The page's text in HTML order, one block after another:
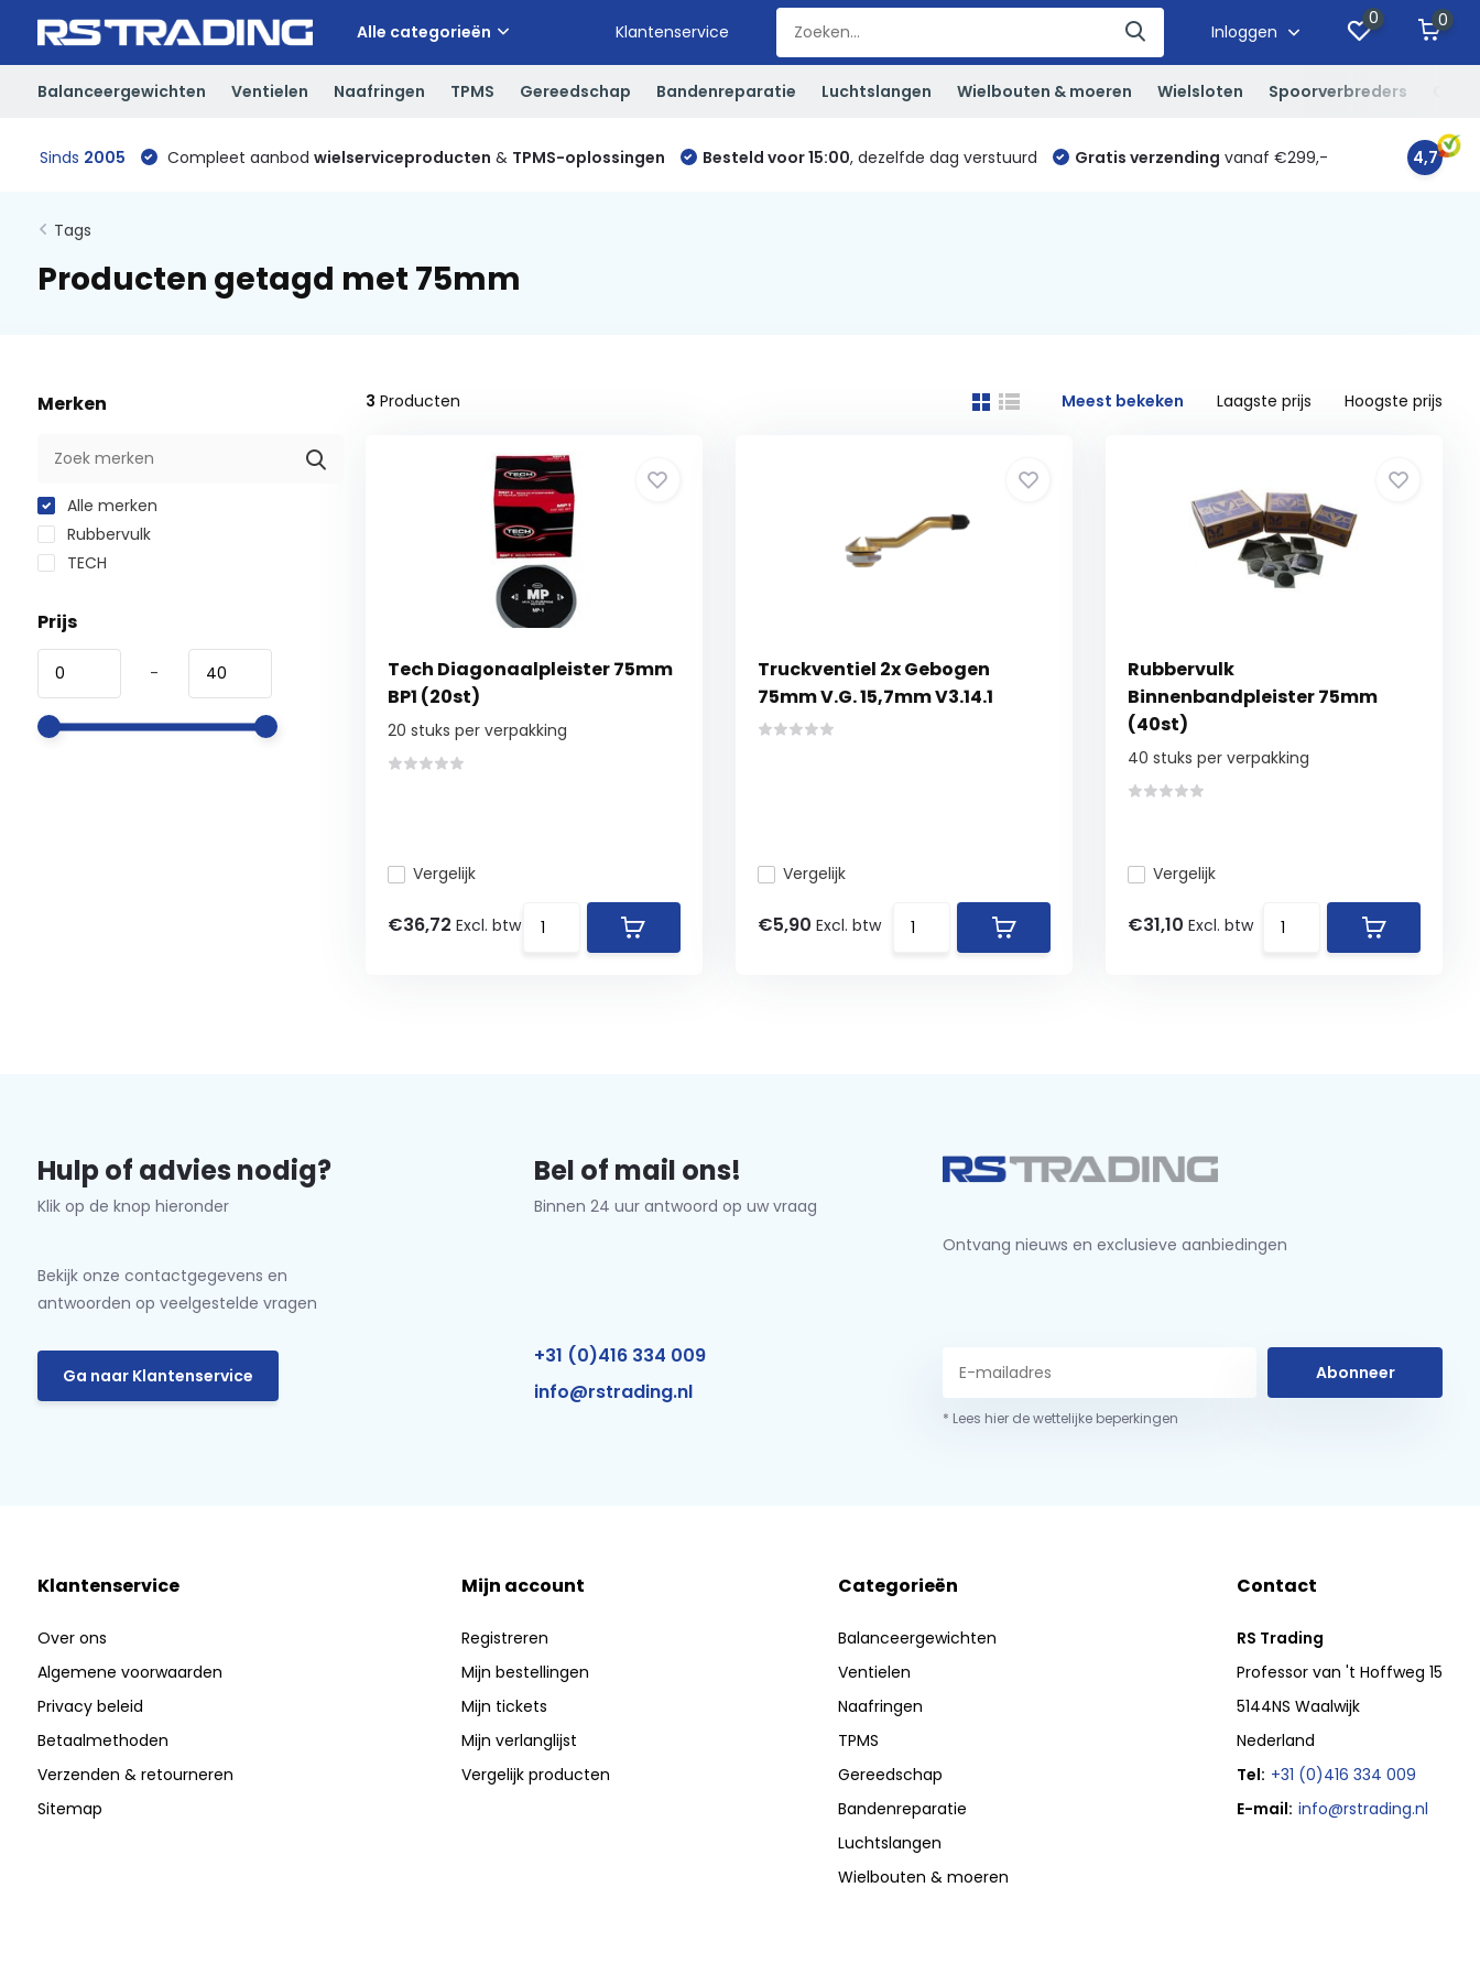
Alle categorieën Klantenservice Inloggen
0 0
Balanceergewichten Ventielen Naafringen TPMS Gereedschap Bandenreparatie Luchtslangen Wielbouten & moeren Wielsloten Spoorverbreders
Sinds 2005 Compleet aanbod wielserviceproducten & TPMS-oplossingen Besteld voor 15:00, dezelfde dag verstuurd Gratis verzending vanaf €299,- 4,7
Tags
Producten getagd met 75mm
Merken
Alle merken
Rubbervulk
TECH
Prijs
-
3 Producten Meest bekeken Laagste prijs Hoogste prijs
Tech Diagonaalpleister 75mm
BP1 (20st)
20 stuks per verpakking
Vergelijk
€36,72 Excl. btw
Truckventiel 2x Gebogen
75mm V.G. 15,7mm V3.14.1
Vergelijk
€5,90 Excl. btw
Rubbervulk
Binnenbandpleister 75mm
(40st)
40 stuks per verpakking
Vergelijk
€31,10Excl. btw
Hulp of advies nodig?
Klik op de knop hieronder
Bekijk onze contactgegevens en
antwoorden op veelgestelde vragen
Ga naar Klantenservice
Bel of mail ons!
Binnen 24 uur antwoord op uw vraag
+31 (0)416 334 009
info@rstrading.nl
Ontvang nieuws en exclusieve aanbiedingen
Abonneer
* Lees hier de wettelijke beperkingen
Klantenservice
Over ons
Algemene voorwaarden
Privacy beleid
Betaalmethoden
Verzenden & retourneren
Sitemap
Mijn account
Registreren
Mijn bestellingen
Mijn tickets
Mijn verlanglijst
Vergelijk producten
Categorieën
Balanceergewichten
Ventielen
Naafringen
TPMS
Gereedschap
Bandenreparatie
Luchtslangen
Wielbouten & moeren
Contact
RS Trading
Professor van 't Hoffweg 15
5144NS Waalwijk
Nederland
Tel: +31 (0)416 334 009
E-mail: info@rstrading.nl